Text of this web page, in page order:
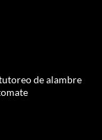
de alambre